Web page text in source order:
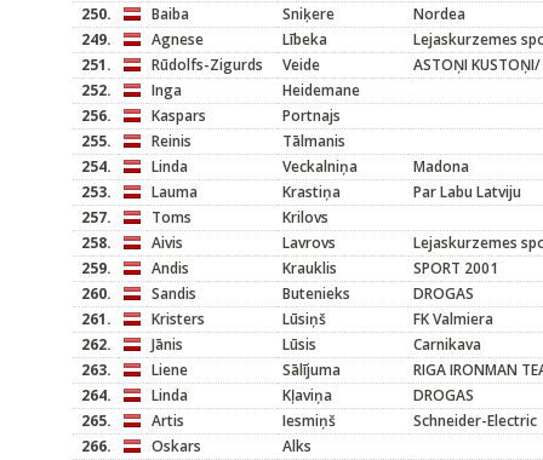
250.
Baiba Sniķere
Nordea
249.
Agnese Lībeka
Lejaskurzemes
251.
Rūdolfs-Zigurds Veide
ASTOŅI KUSTOŅI/
252.
Inga
Heidemane
256.
Kaspars
Portnajs
255.
Reinis
Tālmanis
254.
Linda Veckalniņa
Madona
253.
Lauma Krastiņa
Par Labu Latviju
257.
Toms
Krilovs
258.
Aivis Lavrovs
Lejaskurzemes
259.
Andis Krauklis
SPORT 2001
260.
Sandis Butenieks
DROGAS
261.
Kristers Lūsiņš
FK Valmiera
262.
Jānis Lūsis
Carnikava
263.
Liene Sālījuma
RIGA IRONMAN
264.
Linda Kļaviņa
DROGAS
265.
Artis Iesmiņš
Schneider-Electric
266.
Oskars
Alks